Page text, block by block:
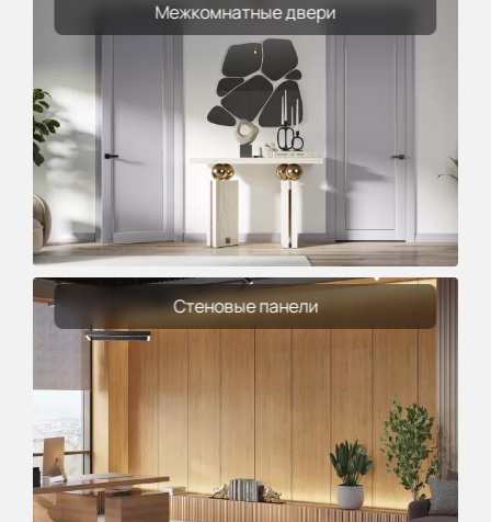
Межкомнатные двери
Стеновые панели